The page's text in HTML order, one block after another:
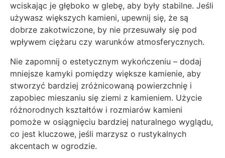
wciskając je głęboko w glebę, aby były stabilne. Jeśli
używasz większych kamieni, upewnij się, że są
dobrze zakotwiczone, by nie przesuwały się pod
wpływem ciężaru czy warunków atmosferycznych.
Nie zapomnij o estetycznym wykończeniu – dodaj
mniejsze kamyki pomiędzy większe kamienie, aby
stworzyć bardziej zróżnicowaną powierzchnię i
zapobiec mieszaniu się ziemi z kamieniem. Użycie
różnorodnych kształtów i rozmiarów kamieni
pomoże w osiągnięciu bardziej naturalnego wyglądu,
co jest kluczowe, jeśli marzysz o rustykalnych
akcentach w ogrodzie.